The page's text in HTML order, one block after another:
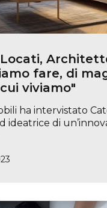
fare, di
viviamo"
ha intervistato
ideatrice di